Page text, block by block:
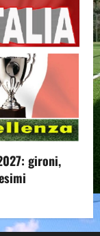
gironi,